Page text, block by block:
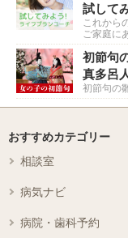
試して
これから
ご家庭に
初節句
真多呂
初節句の
おすすめカテゴリー
相談室
病気ナビ
病院・歯科予約